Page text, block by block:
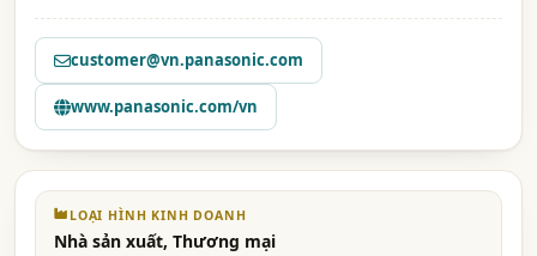
customer@vn.panasonic.com
www.panasonic.com/vn
LOẠI HÌNH KINH DOANH
Nhà sản xuất, Thương mại